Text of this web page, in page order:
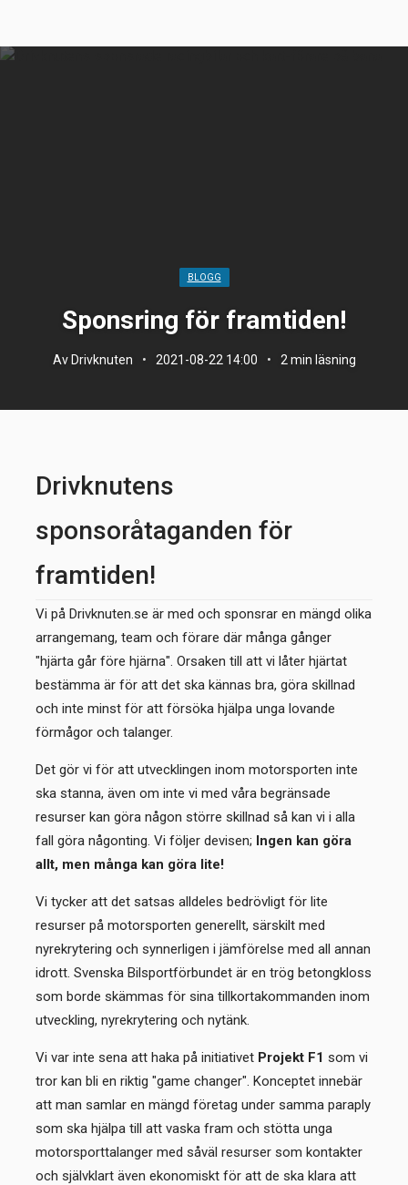
BLOGG
Sponsring för framtiden!
Av Drivknuten • 2021-08-22 14:00 • 2 min läsning
Drivknutens
sponsoråtaganden för
framtiden!
Vi på Drivknuten.se är med och sponsrar en mängd olika
arrangemang, team och förare där många gånger
"hjärta går före hjärna". Orsaken till att vi låter hjärtat
bestämma är för att det ska kännas bra, göra skillnad
och inte minst för att försöka hjälpa unga lovande
förmågor och talanger.
Det gör vi för att utvecklingen inom motorsporten inte
ska stanna, även om inte vi med våra begränsade
resurser kan göra någon större skillnad så kan vi i alla
fall göra någonting. Vi följer devisen; Ingen kan göra
allt, men många kan göra lite!
Vi tycker att det satsas alldeles bedrövligt för lite
resurser på motorsporten generellt, särskilt med
nyrekrytering och synnerligen i jämförelse med all annan
idrott. Svenska Bilsportförbundet är en trög betongkloss
som borde skämmas för sina tillkortakommanden inom
utveckling, nyrekrytering och nytänk.
Vi var inte sena att haka på initiativet Projekt F1 som vi
tror kan bli en riktig "game changer". Konceptet innebär
att man samlar en mängd företag under samma paraply
som ska hjälpa till att vaska fram och stötta unga
motorsporttalanger med såväl resurser som kontakter
och självklart även ekonomiskt för att de ska klara att